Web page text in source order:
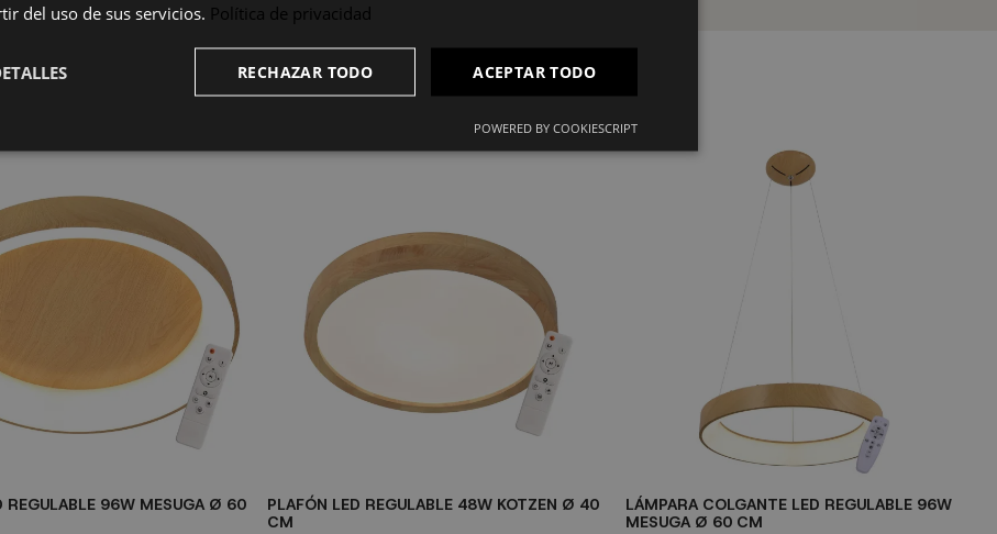
REGULABLE 96W MESUGA Ø 60
PLAFÓN LED REGULABLE 48W KOTZEN Ø 40
CM
LÁMPARA COLGANTE LED REGULABLE 96W
MESUGA Ø 60 CM
del uso de sus servicios. Política de privacidad
ACEPTAR TODO
RECHAZAR TODO
POWERED BY COOKIESCRIPT